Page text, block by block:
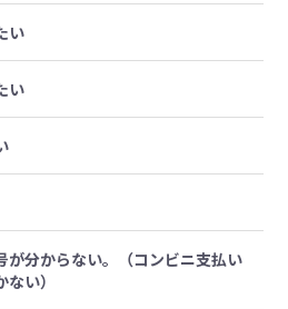
い
い
が分からない。（コンビニ支払い
い）